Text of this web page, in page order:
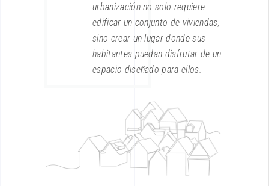
urbanización no solo requiere
edificar un conjunto de viviendas,
sino crear un lugar donde sus
habitantes puedan disfrutar de un
espacio diseñado para ellos.